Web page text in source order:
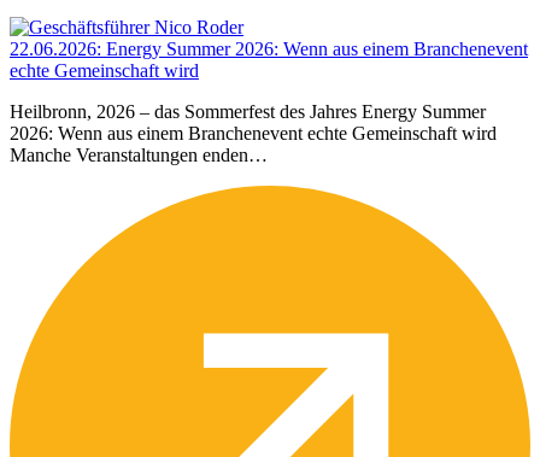
22.06.2026: Energy Summer 2026: Wenn aus einem Branchenevent
echte Gemeinschaft wird
Heilbronn, 2026 – das Sommerfest des Jahres Energy Summer
2026: Wenn aus einem Branchenevent echte Gemeinschaft wird
Manche Veranstaltungen enden…